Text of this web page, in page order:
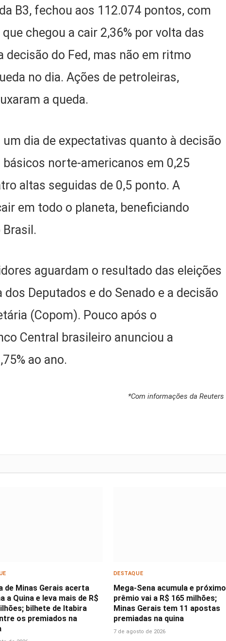
B3, fechou aos 112.074 pontos, com
chegou a cair 2,36% por volta das
decisão do Fed, mas não em ritmo
no dia. Ações de petroleiras,
a queda.
dia de expectativas quanto à decisão
básicos norte-americanos em 0,25
altas seguidas de 0,5 ponto. A
em todo o planeta, beneficiando
aguardam o resultado das eleições
Deputados e do Senado e a decisão
(Copom). Pouco após o
Central brasileiro anunciou a
ao ano.
*Com informações da Reuters
de Minas Gerais acerta
a Quina e leva mais de R$
bilhete de Itabira
os premiados na
DESTAQUE
Mega-Sena acumula e próximo
prêmio vai a R$ 165 milhões;
Minas Gerais tem 11 apostas
premiadas na quina
7 de agosto de 2026